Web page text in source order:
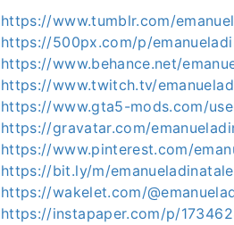
https://www.tumblr.com/
https://500px.com/p/
https://www.behance.net/
https://www.twitch.tv/
https://www.gta5-mods.com/
https://gravatar.com/
https://www.pinterest.com/
https://bit.ly/m/emanueladinatale
https://wakelet.com/
https://instapaper.com/p/